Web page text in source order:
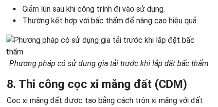
Giảm lún sau khi công trình đi vào sử dụng.
Thường kết hợp với bấc thấm để nâng cao hiệu quả.
Phương pháp có sử dụng gia tải trước khi lắp đặt bấc thấm
8. Thi công cọc xi măng đất (CDM)
Cọc xi măng đất được tạo bằng cách trộn xi măng với đất